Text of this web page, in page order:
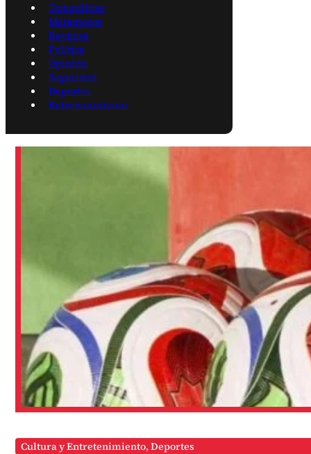
Tamaulipas
Matamoros
Reynosa
Política
Opinión
Seguridad
Deportes
Entretenimiento
Cultura y Entretenimiento,Deportes